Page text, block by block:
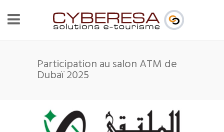
Participation au salon ATM de
Dubaï 2025